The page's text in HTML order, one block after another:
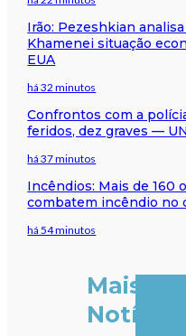
Irão: Pezeshkian
Khamenei situação
EUA
há 32 minutos
Confrontos com a
feridos, dez graves —
há 37 minutos
Incêndios: Mais de 160
combatem incêndio no
há 54 minutos
Mais
Notícias